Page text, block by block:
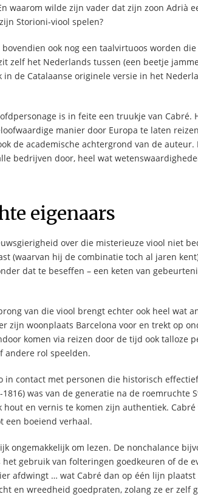
waarom wilde zijn vader dat zijn zoon Adrià
Storioni-viool spelen?
ook nog een taalvirtuoos worden
zelf het Nederlands tussen (een beetje
de Catalaanse originele versie in het
is in feite een truukje van Cabré.
manier door Europa te laten
de academische achtergrond van de auteur.
bedrijven door, heel wat
eigenaars
over die misterieuze viool niet
(waarvan hij de combinatie toch al jaren
dat te beseffen – een keten van
van die viool brengt echter ook heel wat
zijn woonplaats Barcelona voor en trekt op
komen via reizen door de tijd ook talloze
andere rol speelden.
in contact met personen die historisch
was van de generatie na de roemruchte
en vernis te komen zijn authentiek.
een boeiend verhaal.
ongemakkelijk om lezen. De nonchalance
gebruik van folteringen goedkeuren of de
afdwingt … wat Cabré dan op één lijn plaatst
en wreedheid goedpraten, zolang ze er zelf